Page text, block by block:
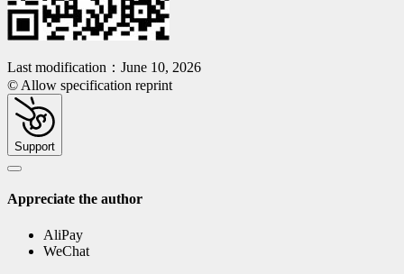
Last modification：June 10, 2026
© Allow specification reprint
Support
Appreciate the author
AliPay
WeChat